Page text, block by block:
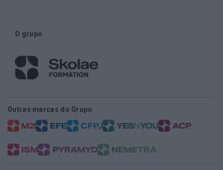
O grupo
Outras marcas do Grupo